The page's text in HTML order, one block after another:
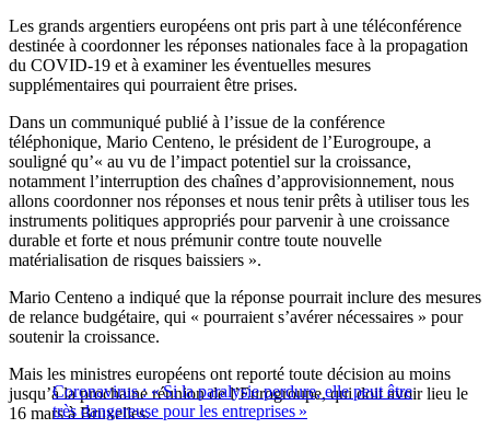
Les grands argentiers européens ont pris part à une téléconférence
destinée à coordonner les réponses nationales face à la propagation
du COVID-19 et à examiner les éventuelles mesures
supplémentaires qui pourraient être prises.
Dans un communiqué publié à l’issue de la conférence
téléphonique, Mario Centeno, le président de l’Eurogroupe, a
souligné qu’« au vu de l’impact potentiel sur la croissance,
notamment l’interruption des chaînes d’approvisionnement, nous
allons coordonner nos réponses et nous tenir prêts à utiliser tous les
instruments politiques appropriés pour parvenir à une croissance
durable et forte et nous prémunir contre toute nouvelle
matérialisation de risques baissiers ».
Mario Centeno a indiqué que la réponse pourrait inclure des mesures
de relance budgétaire, qui « pourraient s’avérer nécessaires » pour
soutenir la croissance.
Coronavirus : « Si la paralysie perdure, elle peut être
très dangereuse pour les entreprises »
Mais les ministres européens ont reporté toute décision au moins
jusqu’à la prochaine réunion de l’Eurogroupe, qui doit avoir lieu le
16 mars à Bruxelles.